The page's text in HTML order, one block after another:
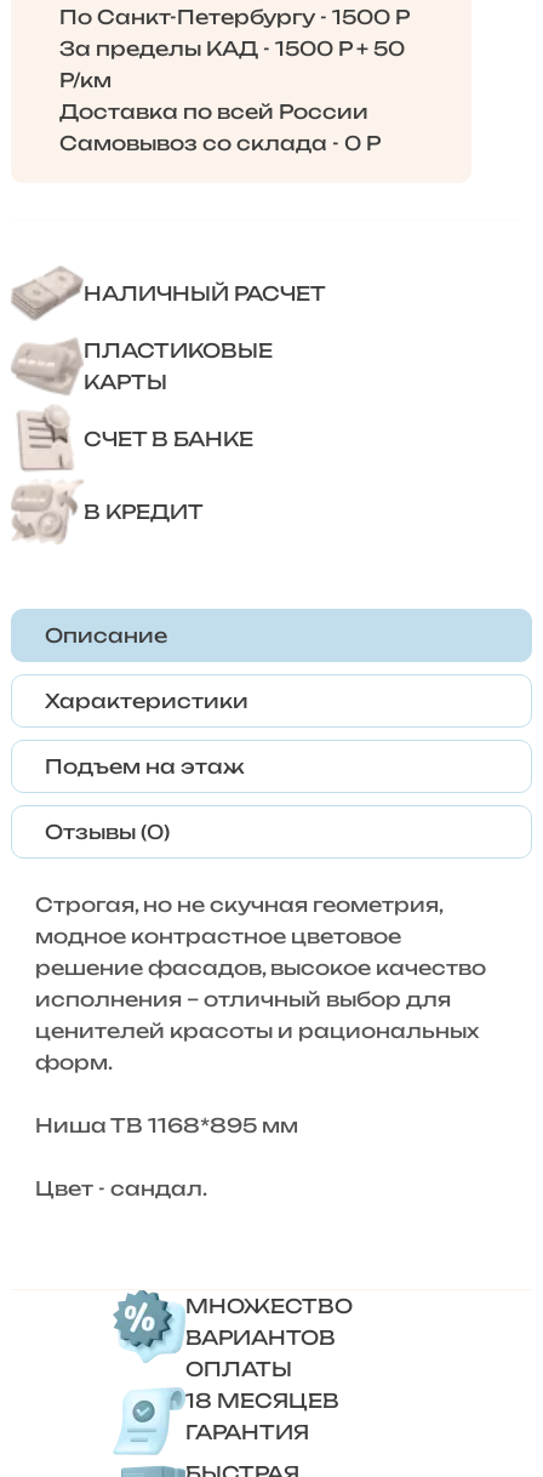
По Санкт-Петербургу - 1500 Р
За пределы КАД - 1500 Р + 50
Р/км
Доставка по всей России
Самовывоз со склада - 0 Р
НАЛИЧНЫЙ РАСЧЕТ
ПЛАСТИКОВЫЕ
КАРТЫ
СЧЕТ В БАНКЕ
В КРЕДИТ
Описание
Характеристики
Подъем на этаж
Отзывы (0)
Строгая, но не скучная геометрия,
модное контрастное цветовое
решение фасадов, высокое качество
исполнения – отличный выбор для
ценителей красоты и рациональных
форм.
Ниша ТВ 1168*895 мм
Цвет - сандал.
МНОЖЕСТВО
ВАРИАНТОВ
ОПЛАТЫ
18 МЕСЯЦЕВ
ГАРАНТИЯ